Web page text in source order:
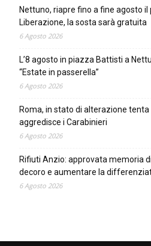
Nettuno, riapre fino a fine agosto il
Liberazione, la sosta sarà gratuita
6 Agosto 2026
L’8 agosto in piazza Battisti a
“Estate in passerella”
6 Agosto 2026
Roma, in stato di alterazione
aggredisce i Carabinieri
6 Agosto 2026
Rifiuti Anzio: approvata memoria
decoro e aumentare la
6 Agosto 2026